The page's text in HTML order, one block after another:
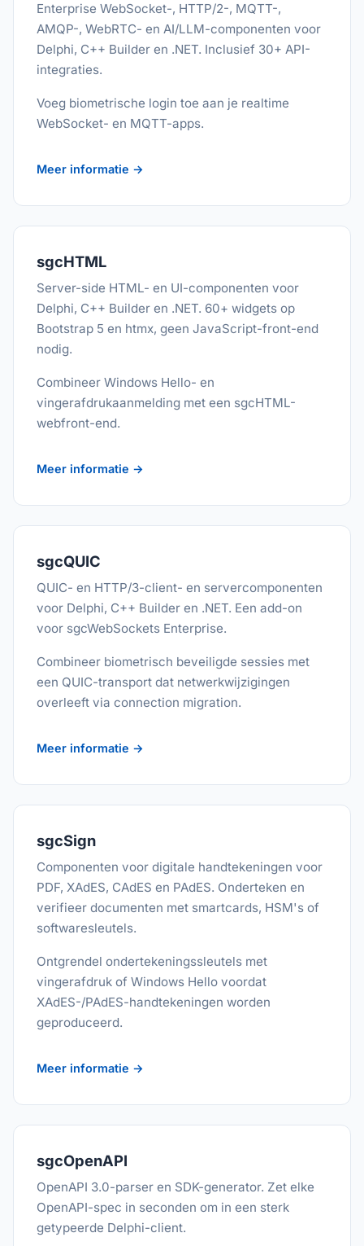
Enterprise WebSocket-, HTTP/2-, MQTT-,
AMQP-, WebRTC- en AI/LLM-componenten voor
Delphi, C++ Builder en .NET. Inclusief 30+ API-
integraties.
Voeg biometrische login toe aan je realtime
WebSocket- en MQTT-apps.
Meer informatie →
sgcHTML
Server-side HTML- en UI-componenten voor
Delphi, C++ Builder en .NET. 60+ widgets op
Bootstrap 5 en htmx, geen JavaScript-front-end
nodig.
Combineer Windows Hello- en
vingerafdrukaanmelding met een sgcHTML-
webfront-end.
Meer informatie →
sgcQUIC
QUIC- en HTTP/3-client- en servercomponenten
voor Delphi, C++ Builder en .NET. Een add-on
voor sgcWebSockets Enterprise.
Combineer biometrisch beveiligde sessies met
een QUIC-transport dat netwerkwijzigingen
overleeft via connection migration.
Meer informatie →
sgcSign
Componenten voor digitale handtekeningen voor
PDF, XAdES, CAdES en PAdES. Onderteken en
verifieer documenten met smartcards, HSM's of
softwaresleutels.
Ontgrendel ondertekeningssleutels met
vingerafdruk of Windows Hello voordat
XAdES-/PAdES-handtekeningen worden
geproduceerd.
Meer informatie →
sgcOpenAPI
OpenAPI 3.0-parser en SDK-generator. Zet elke
OpenAPI-spec in seconden om in een sterk
getypeerde Delphi-client.